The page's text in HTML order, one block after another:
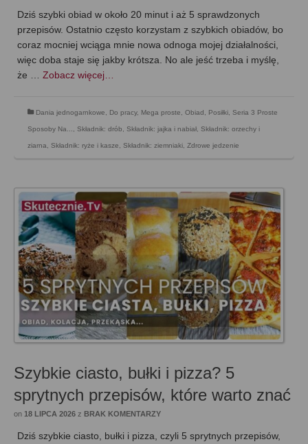
Dziś szybki obiad w około 20 minut i aż 5 sprawdzonych
przepisów. Ostatnio często korzystam z szybkich obiadów, bo
coraz mocniej wciąga mnie nowa odnoga mojej działalności,
więc doba staje się jakby krótsza. No ale jeść trzeba i myślę,
że … Zobacz więcej…
Dania jednogarnkowe, Do pracy, Mega proste, Obiad , Posiłki, Seria 3 Proste
Sposoby Na..., Składnik: drób, Składnik: jajka i nabiał, Składnik: orzechy i
ziarna, Składnik: ryże i kasze, Składnik: ziemniaki, Zdrowe jedzenie
Szybkie ciasto, bułki i pizza? 5
sprytnych przepisów, które warto znać
on 18 LIPCA 2026 z BRAK KOMENTARZY
Dziś szybkie ciasto, bułki i pizza, czyli 5 sprytnych przepisów,